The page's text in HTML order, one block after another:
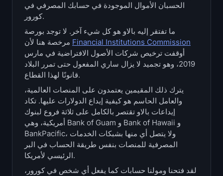
الخزائن
خزائن Bitcoin
خزائن Ethereum
خزائن Solana
خزائن Hyperliquid
Liquidations
الحسبان الأموال الموجودة في حسابك المصرفي في
كورور.
ما تفتقر إليه بالاو هو كل شيء آخر. لا توجد بورصة
Financial Institutions Commission
أوقفت ترخيص شركات الأصول الافتراضية في مارس
2019، وهو تجميد لا يزال ساري المفعول حتى تمرر البلاد
قانونًا لهذا القطاع.
يترك ذلك المقيمين يعتمدون على المنصات العالمية،
والعامل الحاسم هو كيفية إيداع الدولارات عليها. تكاد
إيداعات بالاو تقتصر بالكامل على ثلاثة فروع لبنوك
أمريكية، وهي Bank of Guam و Bank of Hawaii و
BankPacific، ولا يتصل أي منها بشبكات الخدمات
المصرفية للمنصات بنفس طريقة الحساب في البر
الرئيسي لأمريكا.
لقد فتحنا ومولنا حسابات كما يفعل أي شخص في كورور،